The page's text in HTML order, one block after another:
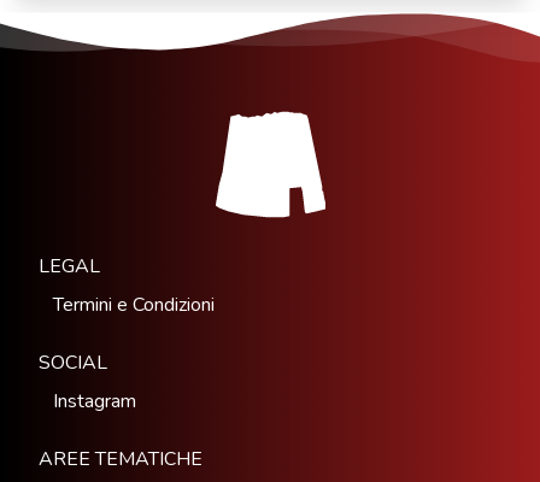
LEGAL
Termini e Condizioni
SOCIAL
Instagram
AREE TEMATICHE